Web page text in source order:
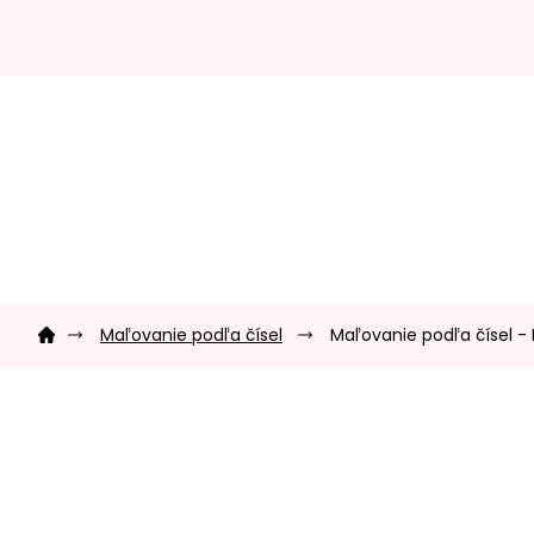
Domov Maľovanie podľa čísel Maľovanie podľa čísel -